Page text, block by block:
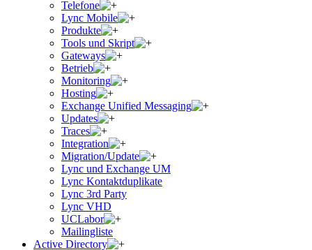
Telefone
Lync Mobile
Produkte
Tools und Skript
Gateways
Betrieb
Monitoring
Hosting
Exchange Unified Messaging
Updates
Traces
Integration
Migration/Update
Lync und Exchange UM
Lync Kontaktduplikate
Lync 3rd Party
Lync VHD
UCLabor
Mailingliste
Active Directory